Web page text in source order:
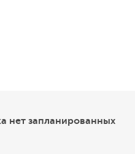
нет запланированных